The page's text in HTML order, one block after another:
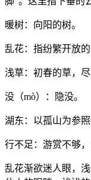
暖树：向阳的树。
乱花：指纷繁开放的
浅草：初春的草，
没（mò）：隐没。
湖东：以孤山为参
行不足：游赏不够
乱花渐欲迷人眼，